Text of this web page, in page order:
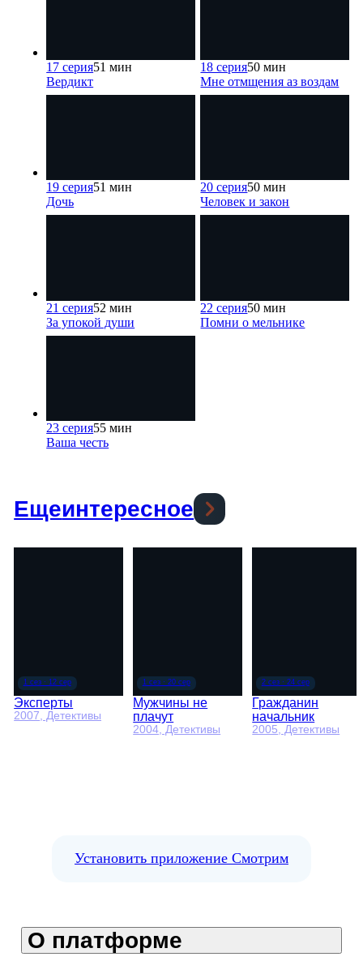
17 серия51 мин
Вердикт
18 серия50 мин
Мне отмщения аз воздам
19 серия51 мин
Дочь
20 серия50 мин
Человек и закон
21 серия52 мин
За упокой души
22 серия50 мин
Помни о мельнике
23 серия55 мин
Ваша честь
Ещеинтересное
Эксперты
2007, Детективы
Мужчины не
плачут
2004, Детективы
Гражданин
начальник
2005, Детективы
Установить приложение Смотрим
О платформе